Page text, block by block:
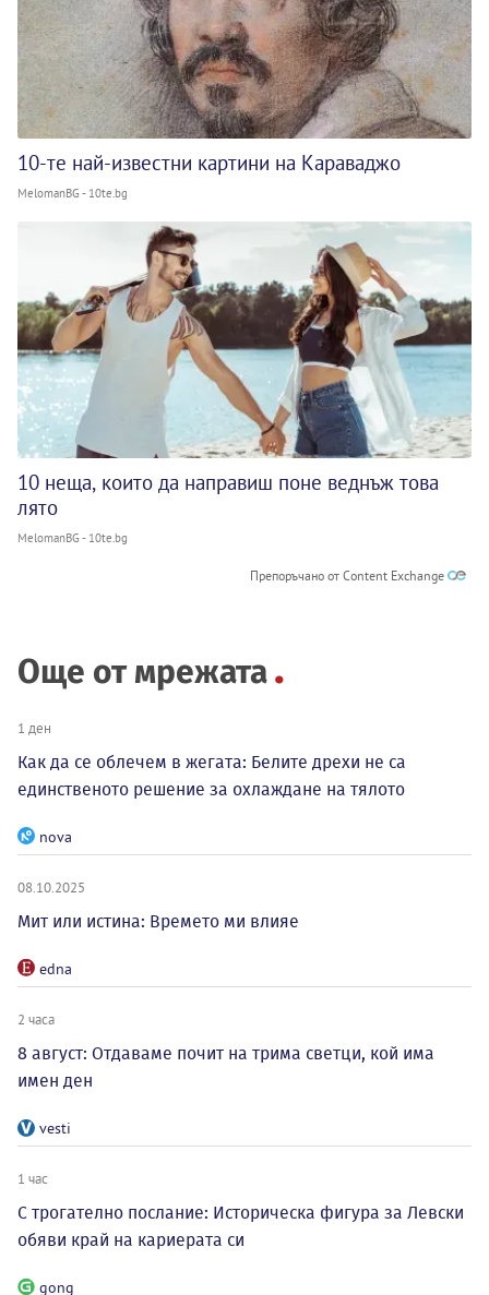
10-те най-известни картини на Караваджо
MelomanBG - 10te.bg
10 неща, които да направиш поне веднъж това
лято
MelomanBG - 10te.bg
Препоръчано от Content Exchange
Още от мрежата
1 ден
Как да се облечем в жегата: Белите дрехи не са
единственото решение за охлаждане на тялото
nova
08.10.2025
Мит или истина: Времето ми влияе
edna
2 часа
8 август: Отдаваме почит на трима светци, кой има
имен ден
vesti
1 час
С трогателно послание: Историческа фигура за Левски
обяви край на кариерата си
gong